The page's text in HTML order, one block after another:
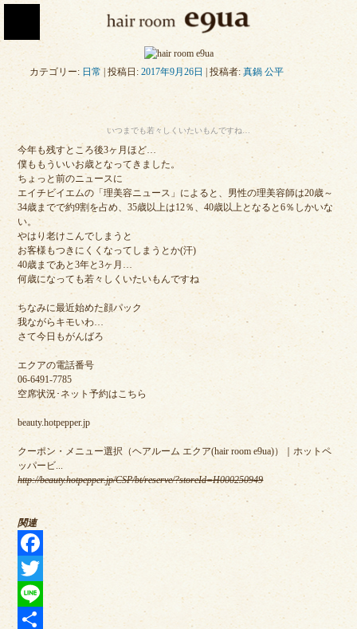
カテゴリー: 日常| 投稿日:2017年9月26日 |投稿者:真鍋 公平
いつまでも若々しくいたいもんですね…
今年も残すところ後3ヶ月ほど…
僕ももういいお歳となってきました。
ちょっと前のニュースに
エイチビイエムの「理美容ニュース」によると、男性の理美容師は20歳～
34歳までで約9割を占め、35歳以上は12％、40歳以上となると6％しかいな
い。
やはり老けこんでしまうと
お客様もつきにくくなってしまうとか(汗)
40歳まであと3年と3ヶ月…
何歳になっても若々しくいたいもんですね
ちなみに最近始めた顔パック
我ながらキモいわ…
さて今日もがんばろ
エクアの電話番号
06-6491-7785
空席状況･ネット予約はこちら
beauty.hotpepper.jp
クーポン・メニュー選択（ヘアルーム エクア(hair room e9ua)）｜ホットペ
ッパービ...
http://beauty.hotpepper.jp/CSP/bt/reserve/?storeId=H000250949
関連
Facebook
Twitter
Line